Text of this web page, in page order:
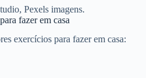
Pexels imagens.
fazer em casa
exercícios para fazer em casa: